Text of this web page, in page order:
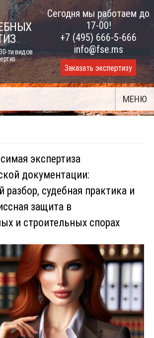
ти видов
Сегодня мы работаем до
17-00!
+7 (495) 666-5-666
info@fse.ms
Заказать экспертизу
МЕНЮ
экспертиза
документации:
судебная практика и
защита в
и строительных спорах